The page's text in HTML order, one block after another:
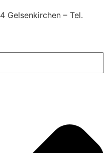
Gelsenkirchen – Tel.